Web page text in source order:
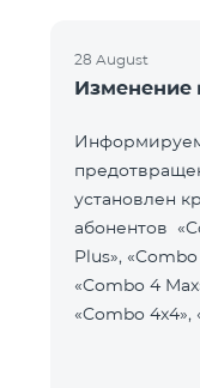
28 August
Изменение
Информируем
установлен
абонентов
Plus»,
«Combo 4
«Combo 4x4»,